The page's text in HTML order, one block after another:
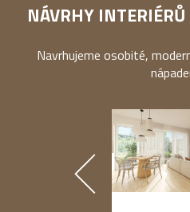
NÁVRHY INTERIÉRŮ
Navrhujeme osobité,